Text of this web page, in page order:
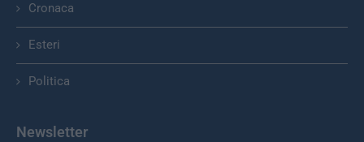
Cronaca
Esteri
Politica
Newsletter